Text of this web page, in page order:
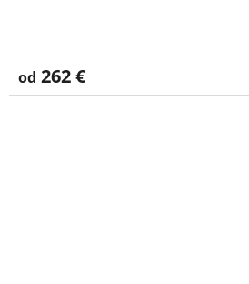
od 262 €